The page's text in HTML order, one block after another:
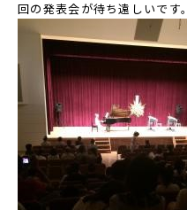
回の発表会が待ち遠しいです。